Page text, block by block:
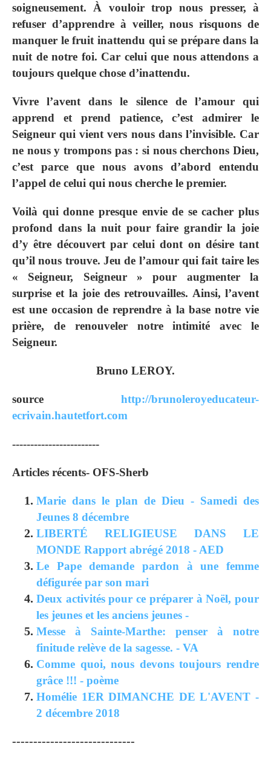
soigneusement. À vouloir trop nous presser, à
refuser d’apprendre à veiller, nous risquons de
manquer le fruit inattendu qui se prépare dans la
nuit de notre foi. Car celui que nous attendons a
toujours quelque chose d’inattendu.
Vivre l’avent dans le silence de l’amour qui
apprend et prend patience, c’est admirer le
Seigneur qui vient vers nous dans l’invisible. Car
ne nous y trompons pas : si nous cherchons Dieu,
c’est parce que nous avons d’abord entendu
l’appel de celui qui nous cherche le premier.
Voilà qui donne presque envie de se cacher plus
profond dans la nuit pour faire grandir la joie
d’y être découvert par celui dont on désire tant
qu’il nous trouve. Jeu de l’amour qui fait taire les
« Seigneur, Seigneur » pour augmenter la
surprise et la joie des retrouvailles. Ainsi, l’avent
est une occasion de reprendre à la base notre vie
prière, de renouveler notre intimité avec le
Seigneur.
Bruno LEROY.
source http://brunoleroyeducateur-
ecrivain.hautetfort.com
------------------------
Articles récents- OFS-Sherb
Marie dans le plan de Dieu - Samedi des
Jeunes 8 décembre
LIBERTÉ RELIGIEUSE DANS LE
MONDE Rapport abrégé 2018 - AED
Le Pape demande pardon à une femme
défigurée par son mari
Deux activités pour ce préparer à Noël, pour
les jeunes et les anciens jeunes -
Messe à Sainte-Marthe: penser à notre
finitude relève de la sagesse. - VA
Comme quoi, nous devons toujours rendre
grâce !!! - poème
Homélie 1ER DIMANCHE DE L'AVENT -
2 décembre 2018
-----------------------------